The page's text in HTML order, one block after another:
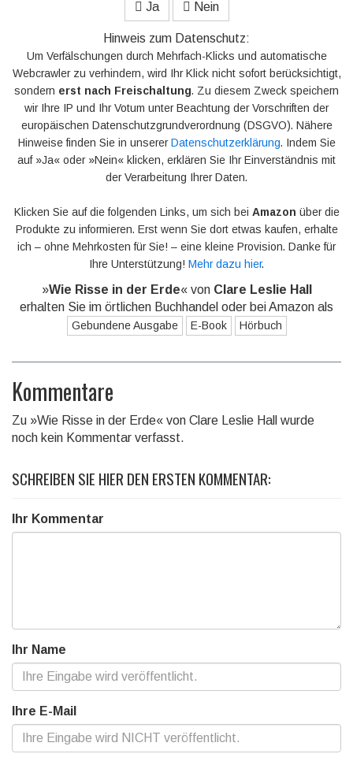
Ja Nein
Hinweis zum Datenschutz:
Um Verfälschungen durch Mehrfach-Klicks und automatische
Webcrawler zu verhindern, wird Ihr Klick nicht sofort berücksichtigt,
sondern erst nach Freischaltung. Zu diesem Zweck speichern
wir Ihre IP und Ihr Votum unter Beachtung der Vorschriften der
europäischen Datenschutzgrundverordnung (DSGVO). Nähere
Hinweise finden Sie in unsererDatenschutzerklärung. Indem Sie
auf »Ja« oder »Nein« klicken, erklären Sie Ihr Einverständnis mit
der Verarbeitung Ihrer Daten.
Klicken Sie auf die folgenden Links, um sich bei Amazon über die
Produkte zu informieren. Erst wenn Sie dort etwas kaufen, erhalte
ich – ohne Mehrkosten für Sie! – eine kleine Provision. Danke für
Ihre Unterstützung! Mehr dazu hier.
»Wie Risse in der Erde« von Clare Leslie Hall
erhalten Sie im örtlichen Buchhandel oder bei Amazon als
Gebundene Ausgabe E-Book Hörbuch
Kommentare
Zu »Wie Risse in der Erde« von Clare Leslie Hall wurde
noch kein Kommentar verfasst.
SCHREIBEN SIE HIER DEN ERSTEN KOMMENTAR:
Ihr Kommentar
Ihr Name
Ihre E-Mail